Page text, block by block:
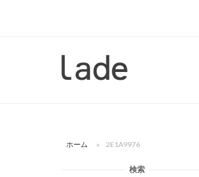
ー
ホーム » 2E1A9976
検索